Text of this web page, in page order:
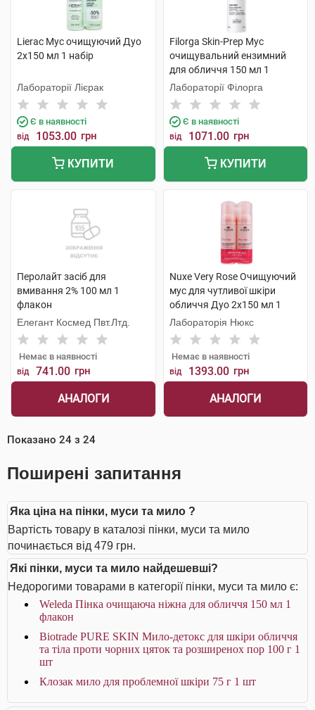
Lierac Мус очищуючий Дуо
2х150 мл 1 набір
Лабораторії Лієрак
Є в наявності
від 1053.00 грн
КУПИТИ
Filorga Skin-Prep Мус
очищувальний ензимний
для обличчя 150 мл 1
флакон
Лабораторії Філорга
Є в наявності
від 1071.00 грн
КУПИТИ
Перолайт засіб для
вмивання 2% 100 мл 1
флакон
Елегант Космед Пвт.Лтд.
Немає в наявності
від 741.00 грн
АНАЛОГИ
Nuxe Very Rose Очищуючий
мус для чутливої шкіри
обличчя Дуо 2x150 мл 1
набір
Лабораторія Нюкс
Немає в наявності
від 1393.00 грн
АНАЛОГИ
Показано 24 з 24
Поширені запитання
Яка ціна на пінки, муси та мило ?
Вартість товару в каталозі пінки, муси та мило
починається від 479 грн.
Які пінки, муси та мило найдешевші?
Недорогими товарами в категорії пінки, муси та мило є:
Weleda Пінка очищаюча ніжна для обличчя 150 мл 1
флакон
Biotrade PURE SKIN Мило-детокс для шкіри обличчя
та тіла проти чорних цяток та розширенох пор 100 г 1
шт
Клозак мило для проблемної шкіри 75 г 1 шт